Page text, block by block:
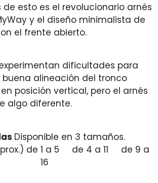
de esto es el revolucionario arnés
y el diseño minimalista de
el frente abierto.
dificultades para
alineación del tronco
posición vertical, pero el arnés
algo diferente.
Disponible en 3 tamaños.
de 1 a 5 de 4 a 11 de 9 a
16